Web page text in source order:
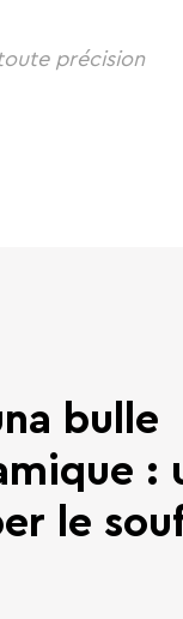
précision
bulle
:
le